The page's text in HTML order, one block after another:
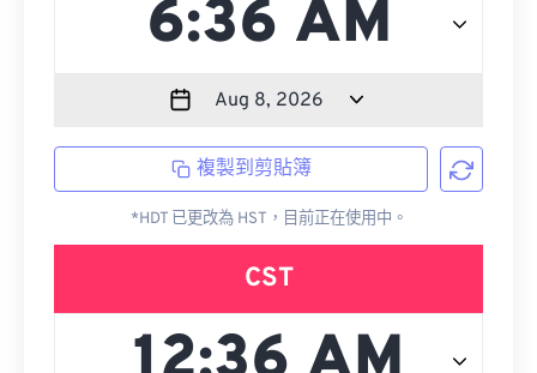
複製到剪貼簿
*HDT 已更改為 HST，目前正在使用中。
CST